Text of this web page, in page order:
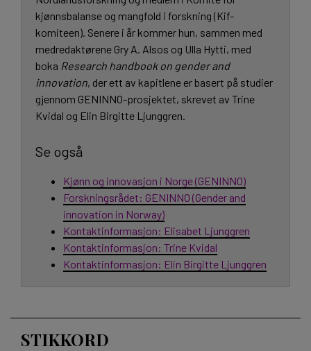
kjønnsbalanse og mangfold i forskning (Kif-
komiteen). Senere i år kommer hun, sammen med
medredaktørene Gry A. Alsos og Ulla Hytti, med
boka Research handbook on gender and
innovation, der ett av kapitlene er basert på studier
gjennom GENINNO-prosjektet, skrevet av Trine
Kvidal og Elin Birgitte Ljunggren.
Se også
Kjønn og innovasjon i Norge (GENINNO)
Forskningsrådet: GENINNO (Gender and
innovation in Norway)
Kontaktinformasjon: Elisabet Ljunggren
Kontaktinformasjon: Trine Kvidal
Kontaktinformasjon: Elin Birgitte Ljunggren
STIKKORD